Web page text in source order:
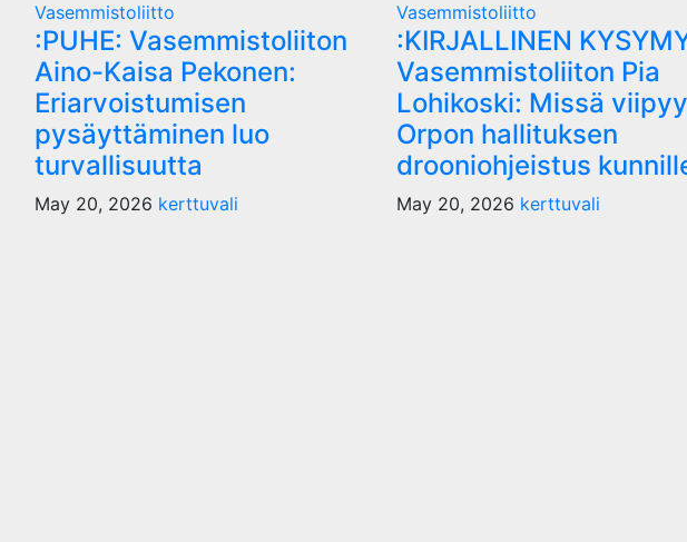
Vasemmistoliitto
:PUHE: Vasemmistoliiton
Aino-Kaisa Pekonen:
Eriarvoistumisen
pysäyttäminen luo
turvallisuutta
May 20, 2026 kerttuvali
Vasemmistoliitto
:KIRJALLINEN
Vasemmistoliiton Pia
Lohikoski: Missä viipyy
Orpon hallituksen
drooniohjeistus
May 20, 2026 kerttuvali